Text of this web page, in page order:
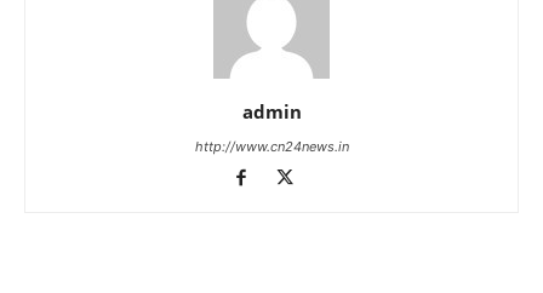
admin
http://www.cn24news.in